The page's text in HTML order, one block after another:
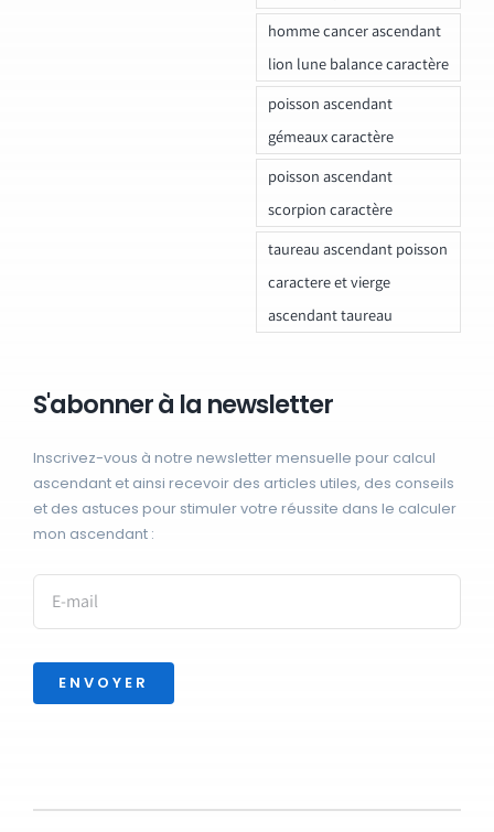
homme cancer ascendant
lion lune balance caractère
poisson ascendant
gémeaux caractère
poisson ascendant
scorpion caractère
taureau ascendant poisson
caractere et vierge
ascendant taureau
S'abonner à la newsletter
Inscrivez-vous à notre newsletter mensuelle pour calcul
ascendant et ainsi recevoir des articles utiles, des conseils
et des astuces pour stimuler votre réussite dans le calculer
mon ascendant :
ENVOYER